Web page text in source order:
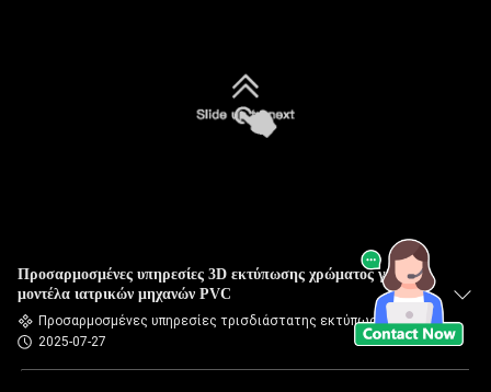
Προσαρμοσμένες υπηρεσίες 3D εκτύπωσης χρώματος για
μοντέλα ιατρικών μηχανών PVC
Προσαρμοσμένες υπηρεσίες τρισδιάστατης εκτύπωσης
2025-07-27